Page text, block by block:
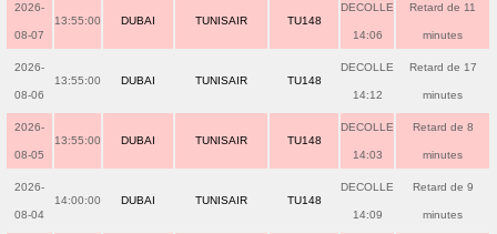
2026-
08-07
13:55:00 DUBAI TUNISAIR TU148
DECOLLE
14:06
Retard de 11
minutes
2026-
08-06
13:55:00 DUBAI TUNISAIR TU148
DECOLLE
14:12
Retard de 17
minutes
2026-
08-05
13:55:00 DUBAI TUNISAIR TU148
DECOLLE
14:03
Retard de 8
minutes
2026-
08-04
14:00:00 DUBAI TUNISAIR TU148
DECOLLE
14:09
Retard de 9
minutes